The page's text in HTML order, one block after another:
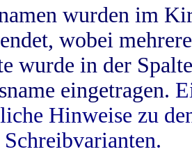
wurden im
wobei
wurde in der
eingetragen.
Hinweise zu